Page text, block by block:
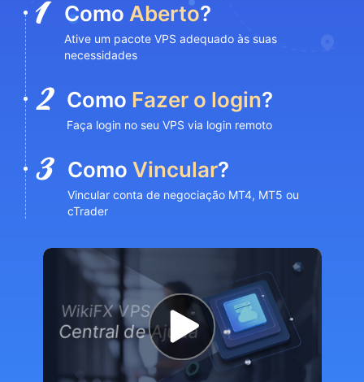
Como Aberto?
Ative um pacote VPS adequado às suas
necessidades
Como Fazer o login?
Faça login no seu VPS via login remoto
Como Vincular?
Vincular conta de negociação MT4, MT5 ou
cTrader
WikiFX VPS
Central de Ajuda